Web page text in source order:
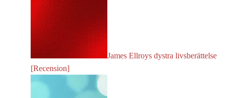
James Ellroys dystra livsberättelse
[Recension]